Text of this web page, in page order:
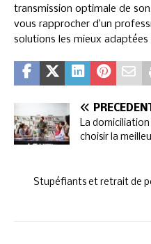
transmission optimale de
vous rapprocher d’un
solutions les mieux
PRÉCÉDENT
La
choisir la
Stupéfiants et retrait de